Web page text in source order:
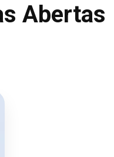
Abertas